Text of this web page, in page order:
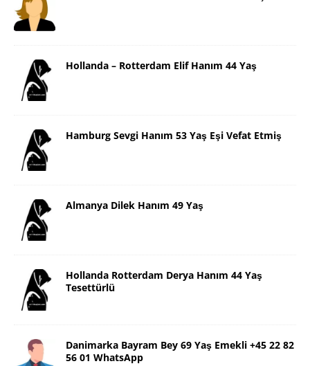
Hollanda – Rotterdam Elif Hanım 44 Yaş
Hamburg Sevgi Hanım 53 Yaş Eşi Vefat Etmiş
Almanya Dilek Hanım 49 Yaş
Hollanda Rotterdam Derya Hanım 44 Yaş
Tesettürlü
Danimarka Bayram Bey 69 Yaş Emekli +45 22 82
56 01 WhatsApp